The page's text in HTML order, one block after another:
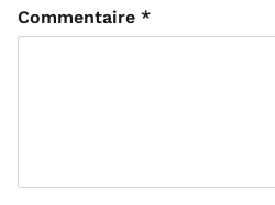
Commentaire *